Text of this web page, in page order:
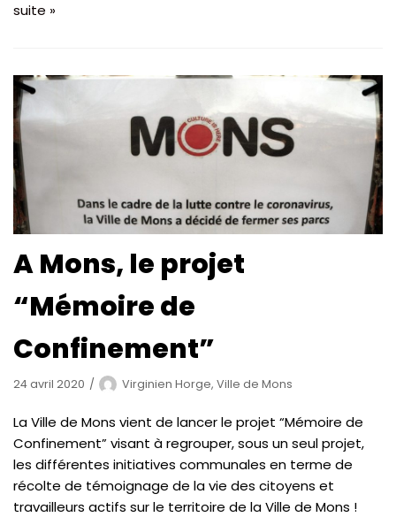
suite »
A Mons, le projet
“Mémoire de
Confinement”
24 avril 2020 Virginien Horge, Ville de Mons
La Ville de Mons vient de lancer le projet “Mémoire de
Confinement” visant à regrouper, sous un seul projet,
les différentes initiatives communales en terme de
récolte de témoignage de la vie des citoyens et
travailleurs actifs sur le territoire de la Ville de Mons !